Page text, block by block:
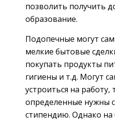
позволить получить
образование.
Подопечные могут
мелкие бытовые
покупать продукты
гигиены и т.д. Могут
устроиться на работу,
определенные нужны
стипендию. Однако на